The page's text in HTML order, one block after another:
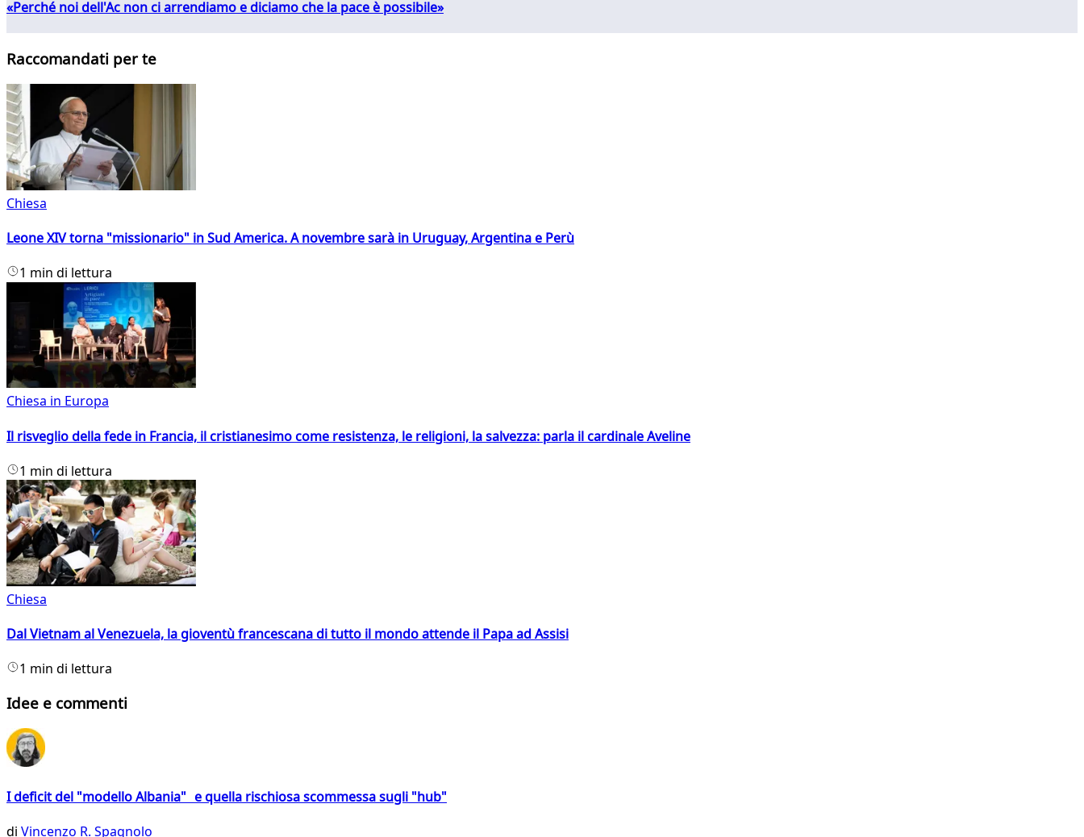
«Perché noi dell'Ac non ci arrendiamo e diciamo che la pace è possibile»
Raccomandati per te
Chiesa
Leone XIV torna "missionario" in Sud America. A novembre sarà in Uruguay, Argentina e Perù
1 min di lettura
Chiesa in Europa
Il risveglio della fede in Francia, il cristianesimo come resistenza, le religioni, la salvezza: parla il cardinale Aveline
1 min di lettura
Chiesa
Dal Vietnam al Venezuela, la gioventù francescana di tutto il mondo attende il Papa ad Assisi
1 min di lettura
Idee e commenti
I deficit del "modello Albania" e quella rischiosa scommessa sugli "hub"
di Vincenzo R. Spagnolo